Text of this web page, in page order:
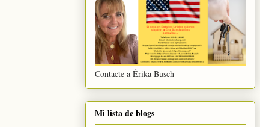
Contacte a Érika Busch
Mi lista de blogs